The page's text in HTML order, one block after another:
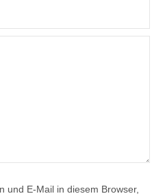
und E-Mail in diesem Browser,